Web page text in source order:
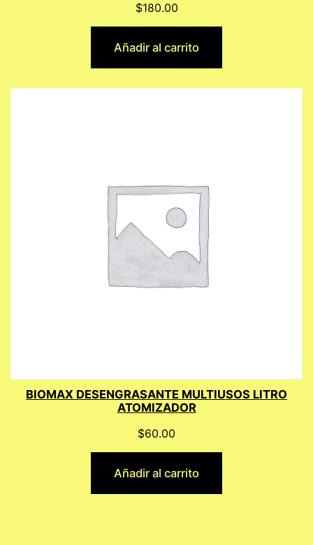
$180.00
Añadir al carrito
BIOMAX DESENGRASANTE MULTIUSOS LITRO
ATOMIZADOR
$60.00
Añadir al carrito